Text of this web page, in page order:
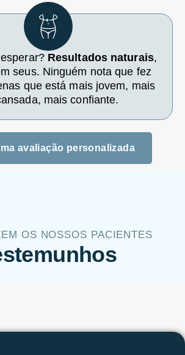
Resultados naturais,
seus. Ninguém nota que fez
que está mais jovem, mais
mais confiante.
avaliação personalizada
OS NOSSOS PACIENTES